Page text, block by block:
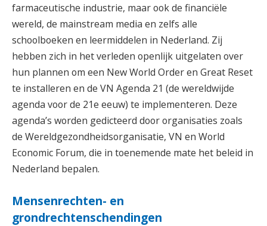
farmaceutische industrie, maar ook de financiële
wereld, de mainstream media en zelfs alle
schoolboeken en leermiddelen in Nederland. Zij
hebben zich in het verleden openlijk uitgelaten over
hun plannen om een New World Order en Great Reset
te installeren en de VN Agenda 21 (de wereldwijde
agenda voor de 21e eeuw) te implementeren. Deze
agenda’s worden gedicteerd door organisaties zoals
de Wereldgezondheidsorganisatie, VN en World
Economic Forum, die in toenemende mate het beleid in
Nederland bepalen.
Mensenrechten- en
grondrechtenschendingen